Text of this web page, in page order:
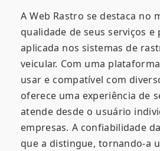
A Web Rastro se destaca no
qualidade de seus serviços e
aplicada nos sistemas de
veicular. Com uma
usar e compatível com
oferece uma experiência de
atende desde o usuário
empresas. A confiabilidade
que a distingue, tornando-a